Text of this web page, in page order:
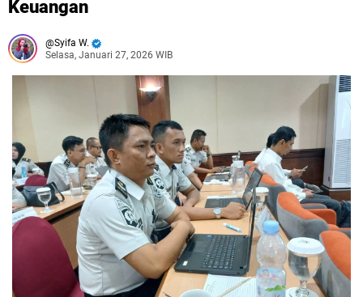
Keuangan
Syifa W.
Selasa, Januari 27, 2026 WIB